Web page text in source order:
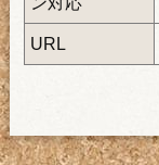
URL